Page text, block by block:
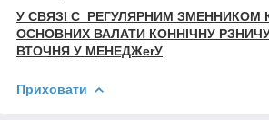
У СВЯЗІ С РЕГУЛЯРНИМ ЗМЕННИКОМ
ОСНОВНИХ ВАЛАТИ КОННІЧНУ
ВТОЧНЯ У МЕНЕДЖerУ
Приховати